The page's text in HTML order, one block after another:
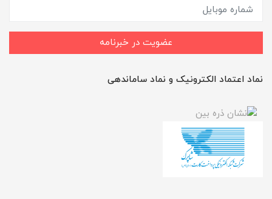
عضویت در خبرنامه
نماد اعتماد الکترونیک و نماد ساماندهی